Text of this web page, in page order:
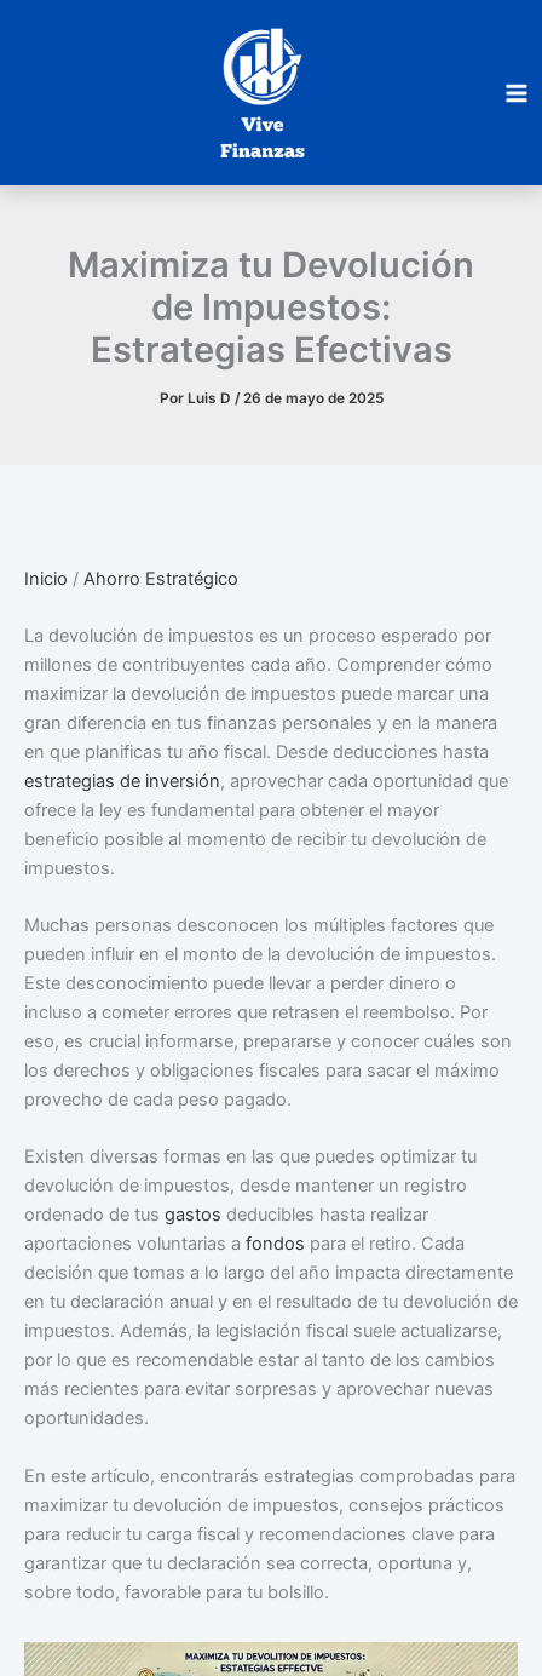
Maximiza tu Devolución
de Impuestos:
Estrategias Efectivas
Por Luis D /26 de mayo de 2025
Inicio / Ahorro Estratégico
La devolución de impuestos es un proceso esperado por
millones de contribuyentes cada año. Comprender cómo
maximizar la devolución de impuestos puede marcar una
gran diferencia en tus finanzas personales y en la manera
en que planificas tu año fiscal. Desde deducciones hasta
estrategias de inversión, aprovechar cada oportunidad que
ofrece la ley es fundamental para obtener el mayor
beneficio posible al momento de recibir tu devolución de
impuestos.
Muchas personas desconocen los múltiples factores que
pueden influir en el monto de la devolución de impuestos.
Este desconocimiento puede llevar a perder dinero o
incluso a cometer errores que retrasen el reembolso. Por
eso, es crucial informarse, prepararse y conocer cuáles son
los derechos y obligaciones fiscales para sacar el máximo
provecho de cada peso pagado.
Existen diversas formas en las que puedes optimizar tu
devolución de impuestos, desde mantener un registro
ordenado de tus gastos deducibles hasta realizar
aportaciones voluntarias a fondos para el retiro. Cada
decisión que tomas a lo largo del año impacta directamente
en tu declaración anual y en el resultado de tu devolución de
impuestos. Además, la legislación fiscal suele actualizarse,
por lo que es recomendable estar al tanto de los cambios
más recientes para evitar sorpresas y aprovechar nuevas
oportunidades.
En este artículo, encontrarás estrategias comprobadas para
maximizar tu devolución de impuestos, consejos prácticos
para reducir tu carga fiscal y recomendaciones clave para
garantizar que tu declaración sea correcta, oportuna y,
sobre todo, favorable para tu bolsillo.